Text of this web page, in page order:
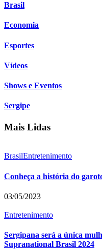
Brasil
Economia
Esportes
Vídeos
Shows e Eventos
Sergipe
Mais Lidas
BrasilEntretenimento
Conheça a história do
03/05/2023
Entretenimento
Sergipana será a única
Supranational Brasil 2024